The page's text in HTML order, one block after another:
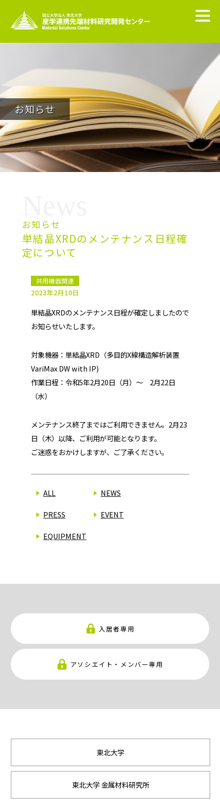
お知らせ
お知らせ
単結晶XRDのメンテナンス日程確
定について
共用機器関連
2023年2月10日
単結晶XRDのメンテナンス日程が確定しましたので
お知らせいたします。
対象機器：単結晶XRD（多目的X線構造解析装置
VariMax DW with IP)
作業日程：令和5年2月20日（月）～ 2月22日
（水）
メンテナンス終了まではご利用できません。2月23
日（木）以降、ご利用が可能となります。
ご迷惑をおかけしますが、ご了承ください。
ALL NEWS
PRESS EVENT
EQUIPMENT
入居者専用
アソシエイト・メンバー専用
東北大学
東北大学 金属材料研究所